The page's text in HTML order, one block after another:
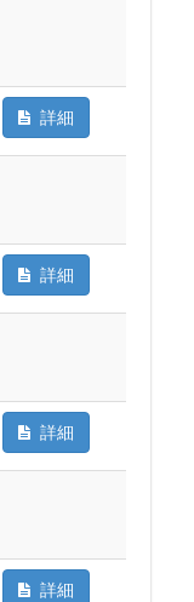
詳細
詳細
詳細
詳細